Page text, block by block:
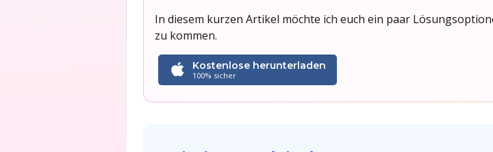
In diesem kurzen Artikel möchte ich euch ein paar
zu kommen.
Kostenlose herunterladen
100% sicher